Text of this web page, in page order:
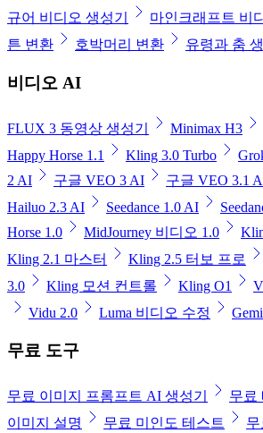
규어 비디오 생성기
마인크래프트 비
튼 변환
호박머리 변환 유령과 춤 생
비디오 AI
FLUX 3 동영상 생성기 Minimax H3
Happy Horse 1.1
Kling 3.0 Turbo
2 AI
구글 VEO 3 AI 구글 VEO 3.1
Hailuo 2.3 AI
Seedance 1.0 AI
Horse 1.0
MidJourney 비디오 1.0
Kling 2.1 마스터
Kling 2.5 터보 프로
3.0
Kling 모션 컨트롤 Kling O1
Vidu 2.0
Luma 비디오 수정
무료 도구
무료 이미지 프롬프트 AI 생성기 무료
이미지 설명
무료 미인도 테스트